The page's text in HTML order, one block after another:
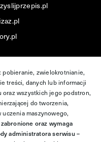
pobieranie, zwielokrotnianie,
treści, danych lub informacji
wszystkich jego podstron,
do tworzenia,
maszynowego,
oraz wymaga
administratora serwisu –